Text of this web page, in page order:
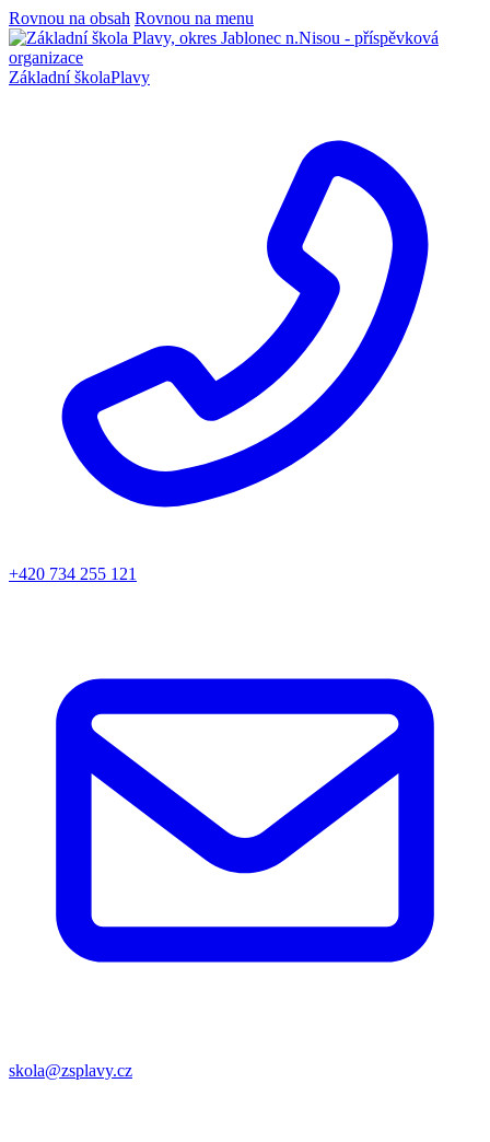
Rovnou na obsah Rovnou na menu
Základní školaPlavy
+420 734 255 121
skola@zsplavy.cz